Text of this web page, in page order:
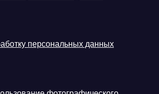
персональных данных